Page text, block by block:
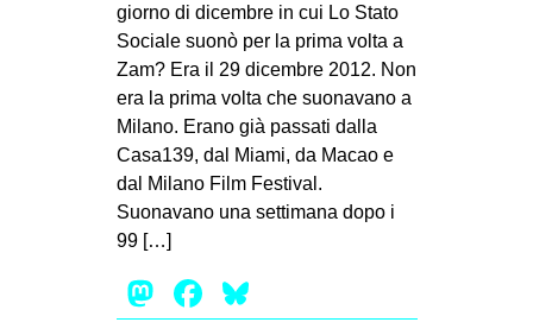
SPAZI
SPORT POPOLARE
MOVIMENTI
AMBIENTE
ANTIFASCISMO
MIGRAZIONI
giorno di dicembre in cui Lo Stato
Sociale suonò per la prima volta a
Zam? Era il 29 dicembre 2012. Non
era la prima volta che suonavano a
Milano. Erano già passati dalla
Casa139, dal Miami, da Macao e
dal Milano Film Festival.
Suonavano una settimana dopo i
99 […]
Mastodon
Facebook